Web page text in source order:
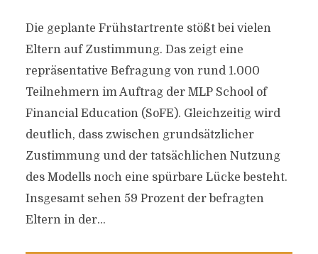
Die geplante Frühstartrente stößt bei vielen
Eltern auf Zustimmung. Das zeigt eine
repräsentative Befragung von rund 1.000
Teilnehmern im Auftrag der MLP School of
Financial Education (SoFE). Gleichzeitig wird
deutlich, dass zwischen grundsätzlicher
Zustimmung und der tatsächlichen Nutzung
des Modells noch eine spürbare Lücke besteht.
Insgesamt sehen 59 Prozent der befragten
Eltern in der...